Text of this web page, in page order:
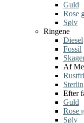
Guld
Rose
Sølv
Ringene
Diesel
Fossil
Af
Efter
Guld
Rose
Sølv